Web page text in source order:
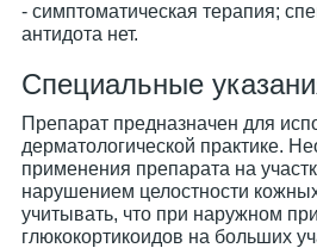
- симптоматическая терапия;
антидота нет.
Специальные
Препарат предназначен для
дерматологической практике.
применения препарата на
нарушением целостности
учитывать, что при наружном
глюкокортикоидов на больших